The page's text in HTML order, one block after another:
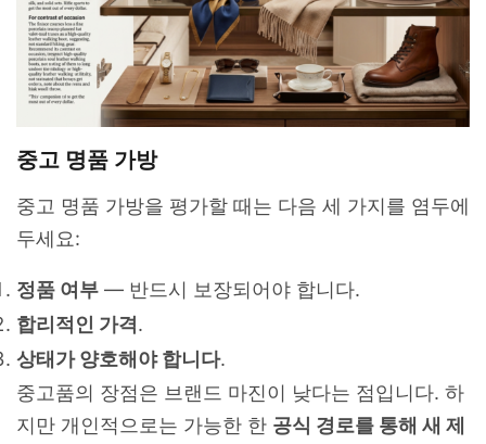
중고 명품 가방
중고 명품 가방을 평가할 때는 다음 세 가지를 염두에
두세요:
정품 여부 — 반드시 보장되어야 합니다.
합리적인 가격.
상태가 양호해야 합니다.
중고품의 장점은 브랜드 마진이 낮다는 점입니다. 하
지만 개인적으로는 가능한 한 공식 경로를 통해 새 제